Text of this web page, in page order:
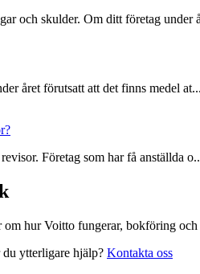
och skulder. Om ditt företag under
året förutsatt att det finns medel at...
Företag som har få anställda
om hur Voitto fungerar, bokföring
ytterligare hjälp? Kontakta oss